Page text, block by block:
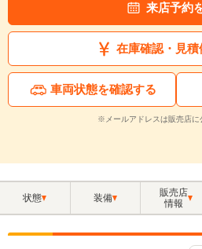
来店予約
在庫確認・見積
車両状態を確認する
※メールアドレスは販売店に
状態 装備
販売店
情報